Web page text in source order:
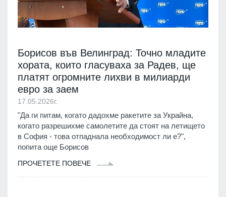
Борисов във Велинград: Точно младите
хората, които гласуваха за Радев, ще
платят огромните лихви в милиарди
евро за заем
17.05.2026г.
"Да ги питам, когато дадохме ракетите за Украйна,
когато разрешихме самолетите да стоят на летището
в София - това отпаднала необходимост ли е?",
попита още Борисов
ПРОЧЕТЕТЕ ПОВЕЧЕ